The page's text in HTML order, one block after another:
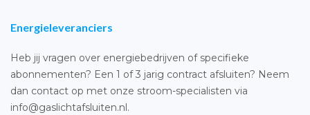
Energieleveranciers
Heb jij vragen over energiebedrijven of specifieke
abonnementen? Een 1 of 3 jarig contract afsluiten? Neem
dan contact op met onze stroom-specialisten via
info@gaslichtafsluiten.nl.